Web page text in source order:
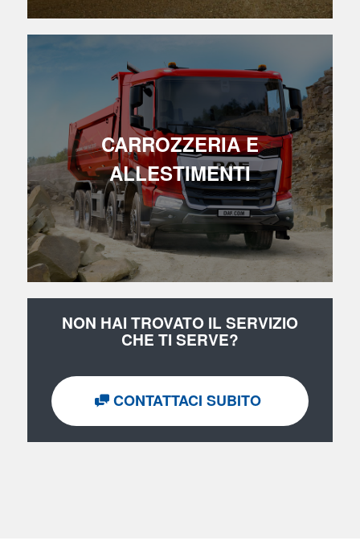
CARROZZERIA E
ALLESTIMENTI
NON HAI TROVATO IL SERVIZIO
CHE TI SERVE?
CONTATTACI SUBITO